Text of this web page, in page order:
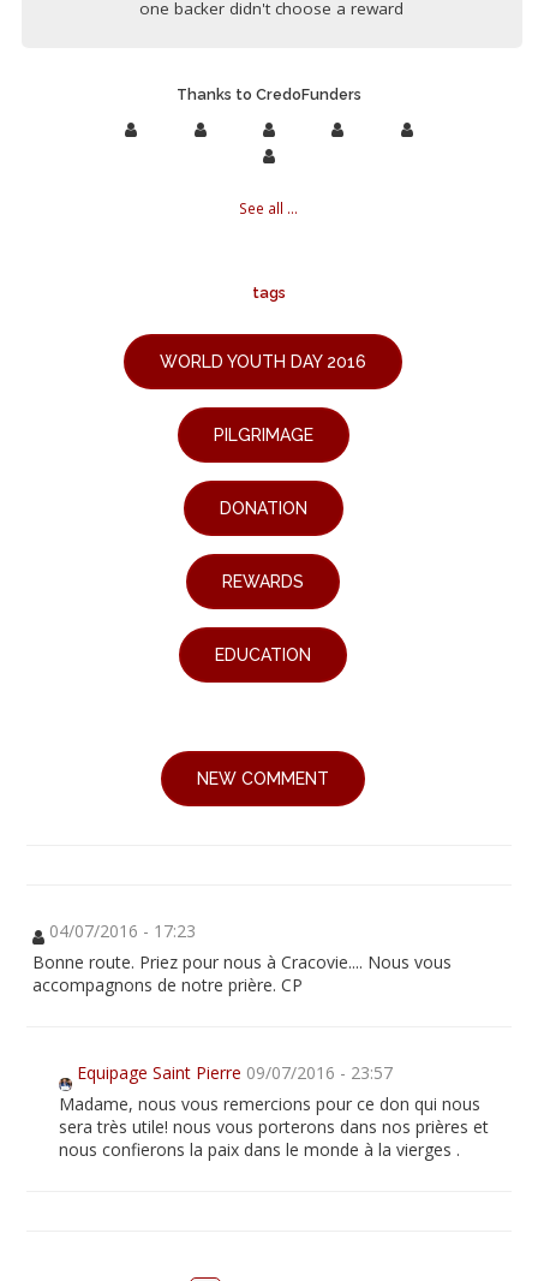
one backer didn't choose a reward
Thanks to CredoFunders
See all ...
tags
WORLD YOUTH DAY 2016
PILGRIMAGE
DONATION
REWARDS
EDUCATION
NEW COMMENT
04/07/2016 - 17:23
Bonne route. Priez pour nous à Cracovie.... Nous vous
accompagnons de notre prière. CP
Equipage Saint Pierre 09/07/2016 - 23:57
Madame, nous vous remercions pour ce don qui nous
sera très utile! nous vous porterons dans nos prières et
nous confierons la paix dans le monde à la vierges .